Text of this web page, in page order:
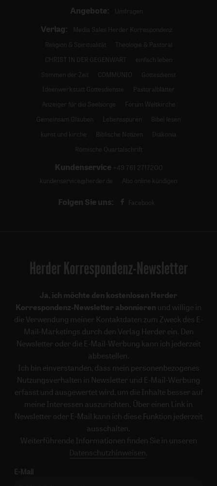
Angebote: Umfragen
Verlag:
Media Sales Herder Korrespondenz
Religion & Spiritualität
Theologie & Pastoral
CHRIST IN DER GEGENWART
einfach leben
Stimmen der Zeit
COMMUNIO
Gottesdienst
Ideenwerkstatt Gottesdienste
Pastoralblätter
Anzeiger für die Seelsorge
Forum Weltkirche
Gemeinsam Glauben
Lebensspuren
Bibel lesen
kunst und kirche
Biblische Notizen
Diakonia
Römische Quartalschrift
Kundenservice +49 761 2717200
kundenservice@herder.de
Abo online kündigen
Folgen Sie uns: Facebook
Herder Korrespondenz-Newsletter
Ja, ich möchte den kostenlosen Herder
Korrespondenz-Newsletter abonnieren und willige in
die Verwendung meiner Kontaktdaten zum Zweck des E-
Mail-Marketings durch den Verlag Herder ein. Den
Newsletter oder die E-Mail-Werbung kann ich jederzeit
abbestellen.
Ich bin einverstanden, dass mein personenbezogenes
Nutzungsverhalten in Newsletter und E-Mail-Werbung
erfasst und ausgewertet wird, um die Inhalte besser auf
meine Interessen auszurichten. Über einen Link in
Newsletter oder E-Mail kann ich diese Funktion jederzeit
ausschalten.
Weiterführende Informationen finden Sie in unseren
Datenschutzhinweisen .
E-Mail